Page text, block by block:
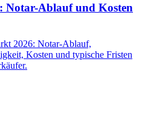
Notar-Ablauf und Kosten
2026: Notar-Ablauf,
Kosten und typische Fristen